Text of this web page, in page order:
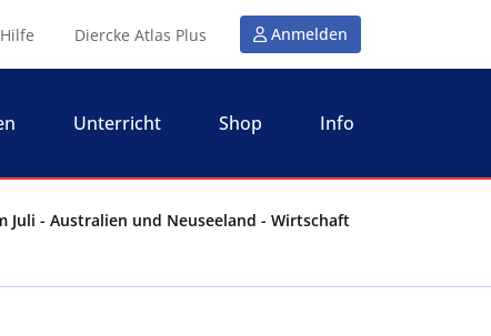
Hilfe Diercke Atlas Plus Anmelden
Unterricht Shop Info
- Australien und Neuseeland - Wirtschaft